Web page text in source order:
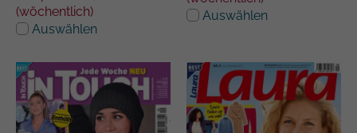
(wöchentlich)
Auswählen
Auswählen